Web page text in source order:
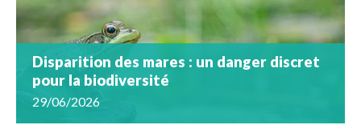
Disparition des mares : un danger discret
pour la biodiversité
29/06/2026